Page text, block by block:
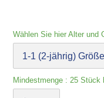
Wählen Sie hier Alter und
Mindestmenge : 25 Stück